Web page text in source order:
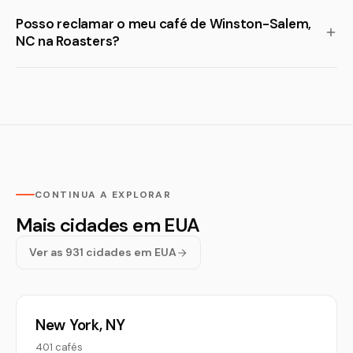
Posso reclamar o meu café de Winston-Salem,
NC na Roasters?
CONTINUA A EXPLORAR
Mais cidades em EUA
Ver as 931 cidades em EUA
New York, NY
401 cafés